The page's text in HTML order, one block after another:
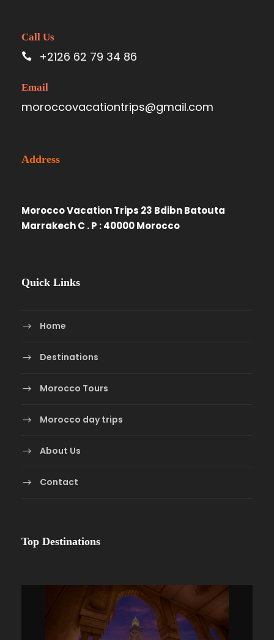
Call Us
+2126 62 79 34 86
Email
moroccovacationtrips@gmail.com
Address
Morocco Vacation Trips 23 Bdibn Batouta
Marrakech C . P : 40000 Morocco
Quick Links
Home
Destinations
Morocco Tours
Morocco day trips
About Us
Contact
Top Destinations